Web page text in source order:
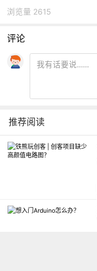
浏览量 2615
评论
推荐阅读